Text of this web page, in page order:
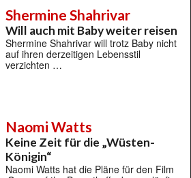
Shermine Shahrivar
Will auch mit Baby weiter reisen
Shermine Shahrivar will trotz Baby nicht
auf ihren derzeitigen Lebensstil
verzichten …
Naomi Watts
Keine Zeit für die „Wüsten-
Königin“
Naomi Watts hat die Pläne für den Film